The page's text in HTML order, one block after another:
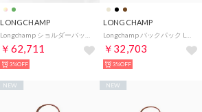
LONGCHAMP
￥62,711
3%OFF
LONGCHAMP
￥32,703
3%OFF
NEW NEW